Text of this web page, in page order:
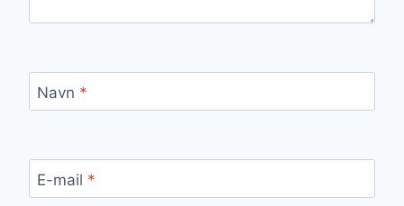
Navn *
E-mail *